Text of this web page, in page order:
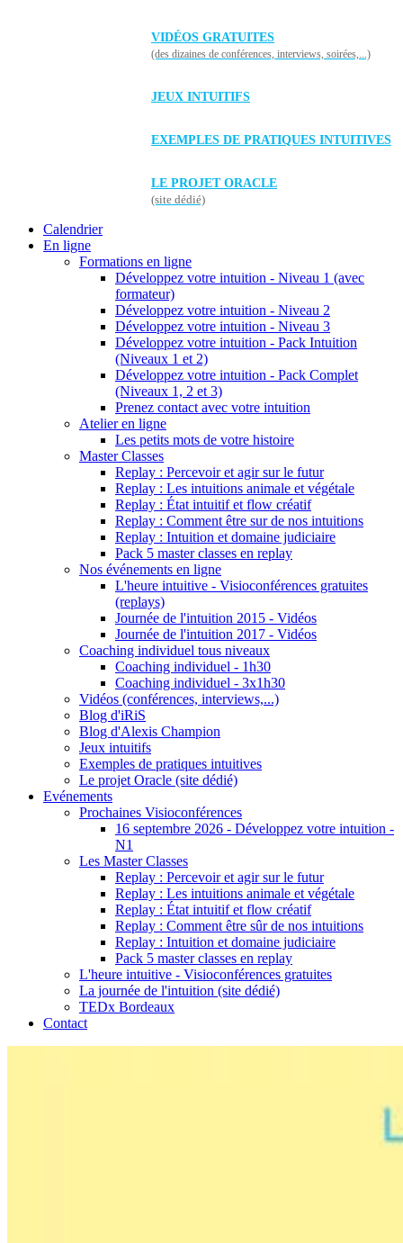
VIDÉOS GRATUITES
(des dizaines de conférences, interviews, soirées,...)
JEUX INTUITIFS
EXEMPLES DE PRATIQUES INTUITIVES
LE PROJET ORACLE
(site dédié)
Calendrier
En ligne
Formations en ligne
Développez votre intuition - Niveau 1 (avec
formateur)
Développez votre intuition - Niveau 2
Développez votre intuition - Niveau 3
Développez votre intuition - Pack Intuition
(Niveaux 1 et 2)
Développez votre intuition - Pack Complet
(Niveaux 1, 2 et 3)
Prenez contact avec votre intuition
Atelier en ligne
Les petits mots de votre histoire
Master Classes
Replay : Percevoir et agir sur le futur
Replay : Les intuitions animale et végétale
Replay : État intuitif et flow créatif
Replay : Comment être sur de nos intuitions
Replay : Intuition et domaine judiciaire
Pack 5 master classes en replay
Nos événements en ligne
L'heure intuitive - Visioconférences gratuites
(replays)
Journée de l'intuition 2015 - Vidéos
Journée de l'intuition 2017 - Vidéos
Coaching individuel tous niveaux
Coaching individuel - 1h30
Coaching individuel - 3x1h30
Vidéos (conférences, interviews,...)
Blog d'iRiS
Blog d'Alexis Champion
Jeux intuitifs
Exemples de pratiques intuitives
Le projet Oracle (site dédié)
Evénements
Prochaines Visioconférences
16 septembre 2026 - Développez votre intuition -
N1
Les Master Classes
Replay : Percevoir et agir sur le futur
Replay : Les intuitions animale et végétale
Replay : État intuitif et flow créatif
Replay : Comment être sûr de nos intuitions
Replay : Intuition et domaine judiciaire
Pack 5 master classes en replay
L'heure intuitive - Visioconférences gratuites
La journée de l'intuition (site dédié)
TEDx Bordeaux
Contact